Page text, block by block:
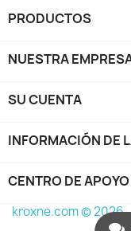
PRODUCTOS
NUESTRA
SU CUENTA
INFORMACIÓN DE
CENTRO DE APOYO
kroxne.com © 2026